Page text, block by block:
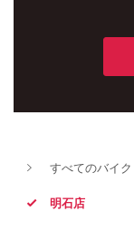
すべてのバイク
明石店